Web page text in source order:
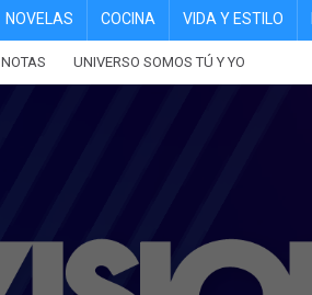
NOVELAS COCINA VIDA Y ESTILO
NOTAS UNIVERSO SOMOS TÚ Y YO